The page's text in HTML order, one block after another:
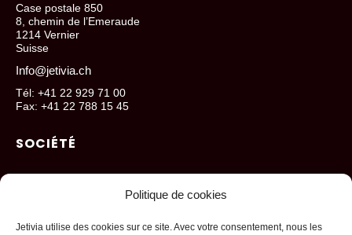
Politique de cookies
Jetivia utilise des cookies sur ce site. Avec votre consentement, nous les
SOCIÉTÉ
Qui sommes-nous?
Blog
Case postale 850
8, chemin de l’Emeraude
1214 Vernier
Suisse
Info@jetivia.ch
Tél: +41 22 929 71 00
Fax: +41 22 788 15 45